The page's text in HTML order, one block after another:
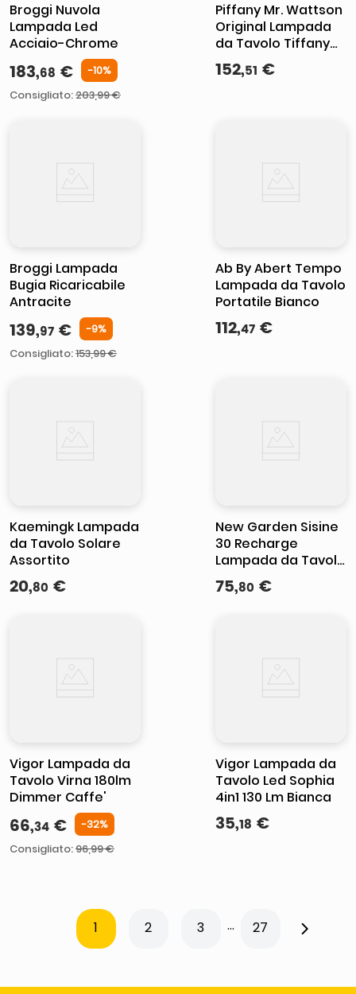
Broggi Nuvola
Lampada Led
Acciaio-Chrome
183,68 € -10%
Consigliato:203,99 €
Piffany Mr. Wattson
Original Lampada
da Tavolo Tiffany
Green
152,51 €
Broggi Lampada
Bugia Ricaricabile
Antracite
139,97 € -9%
Consigliato:153,99 €
Ab By Abert Tempo
Lampada da Tavolo
Portatile Bianco
112,47 €
Kaemingk Lampada
da Tavolo Solare
Assortito
20,80 €
New Garden Sisine
30 Recharge
Lampada da Tavolo
senza Fili
75,80 €
Vigor Lampada da
Tavolo Virna 180lm
Dimmer Caffe'
66,34 € -32%
Consigliato:96,99 €
Vigor Lampada da
Tavolo Led Sophia
4in1 130 Lm Bianca
35,18 €
1 2 3 ... 27